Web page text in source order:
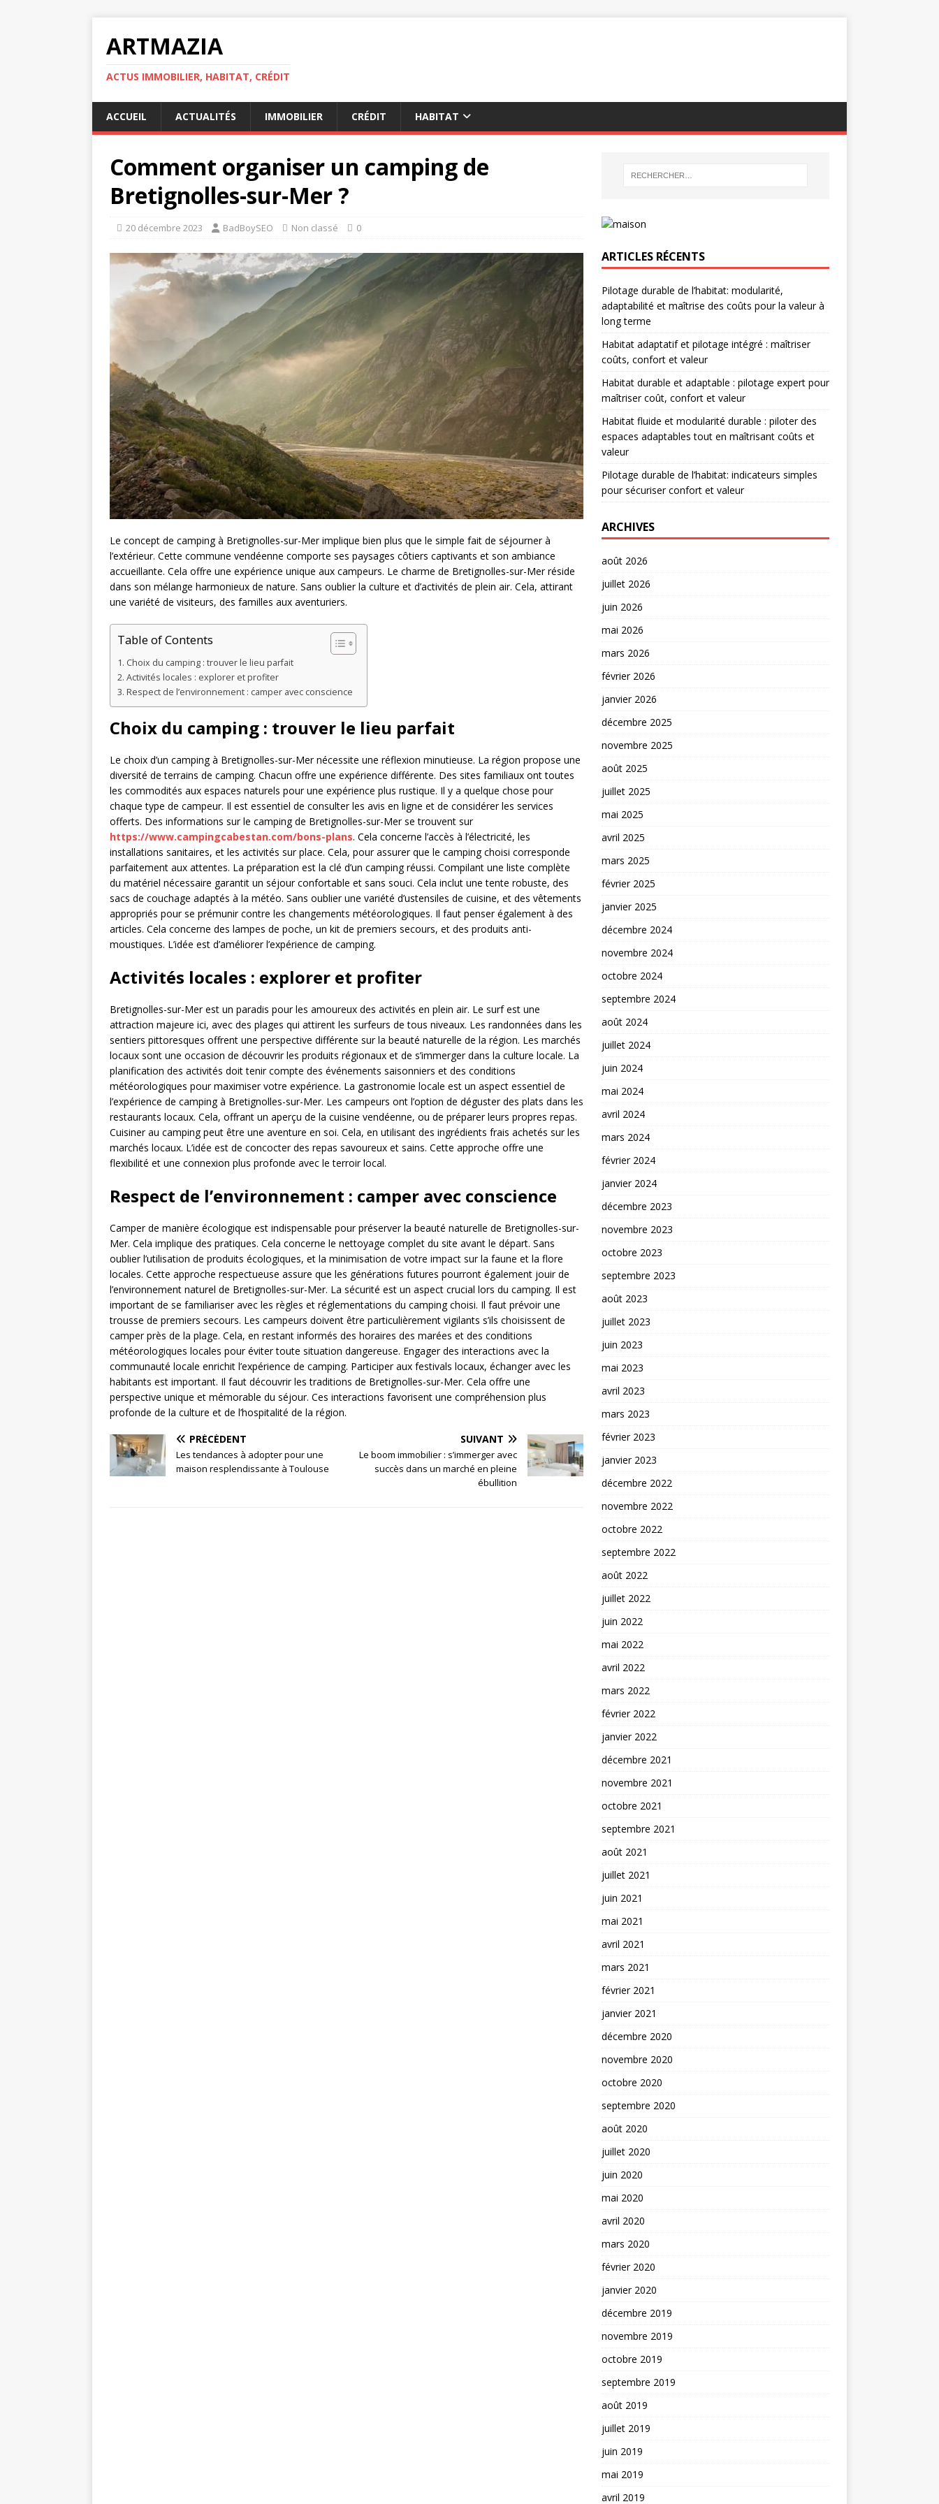
ARTMAZIA
ACTUS IMMOBILIER, HABITAT, CRÉDIT
ACCUEIL ACTUALITÉS IMMOBILIER CRÉDIT HABITAT
Comment organiser un camping de
Bretignolles-sur-Mer ?
20 décembre 2023 BadBoySEO Non classé 0
Le concept de camping à Bretignolles-sur-Mer implique bien plus que le simple fait de séjourner à
l’extérieur. Cette commune vendéenne comporte ses paysages côtiers captivants et son ambiance
accueillante. Cela offre une expérience unique aux campeurs. Le charme de Bretignolles-sur-Mer réside
dans son mélange harmonieux de nature. Sans oublier la culture et d’activités de plein air. Cela, attirant
une variété de visiteurs, des familles aux aventuriers.
Table of Contents
Choix du camping : trouver le lieu parfait
Activités locales : explorer et profiter
Respect de l’environnement : camper avec conscience
Choix du camping : trouver le lieu parfait
Le choix d’un camping à Bretignolles-sur-Mer nécessite une réflexion minutieuse. La région propose une
diversité de terrains de camping. Chacun offre une expérience différente. Des sites familiaux ont toutes
les commodités aux espaces naturels pour une expérience plus rustique. Il y a quelque chose pour
chaque type de campeur. Il est essentiel de consulter les avis en ligne et de considérer les services
offerts. Des informations sur le camping de Bretignolles-sur-Mer se trouvent sur
https://www.campingcabestan.com/bons-plans. Cela concerne l’accès à l’électricité, les
installations sanitaires, et les activités sur place. Cela, pour assurer que le camping choisi corresponde
parfaitement aux attentes. La préparation est la clé d’un camping réussi. Compilant une liste complète
du matériel nécessaire garantit un séjour confortable et sans souci. Cela inclut une tente robuste, des
sacs de couchage adaptés à la météo. Sans oublier une variété d’ustensiles de cuisine, et des vêtements
appropriés pour se prémunir contre les changements météorologiques. Il faut penser également à des
articles. Cela concerne des lampes de poche, un kit de premiers secours, et des produits anti-
moustiques. L’idée est d’améliorer l’expérience de camping.
Activités locales : explorer et profiter
Bretignolles-sur-Mer est un paradis pour les amoureux des activités en plein air. Le surf est une
attraction majeure ici, avec des plages qui attirent les surfeurs de tous niveaux. Les randonnées dans les
sentiers pittoresques offrent une perspective différente sur la beauté naturelle de la région. Les marchés
locaux sont une occasion de découvrir les produits régionaux et de s’immerger dans la culture locale. La
planification des activités doit tenir compte des événements saisonniers et des conditions
météorologiques pour maximiser votre expérience. La gastronomie locale est un aspect essentiel de
l’expérience de camping à Bretignolles-sur-Mer. Les campeurs ont l’option de déguster des plats dans les
restaurants locaux. Cela, offrant un aperçu de la cuisine vendéenne, ou de préparer leurs propres repas.
Cuisiner au camping peut être une aventure en soi. Cela, en utilisant des ingrédients frais achetés sur les
marchés locaux. L’idée est de concocter des repas savoureux et sains. Cette approche offre une
flexibilité et une connexion plus profonde avec le terroir local.
Respect de l’environnement : camper avec conscience
Camper de manière écologique est indispensable pour préserver la beauté naturelle de Bretignolles-sur-
Mer. Cela implique des pratiques. Cela concerne le nettoyage complet du site avant le départ. Sans
oublier l’utilisation de produits écologiques, et la minimisation de votre impact sur la faune et la flore
locales. Cette approche respectueuse assure que les générations futures pourront également jouir de
l’environnement naturel de Bretignolles-sur-Mer. La sécurité est un aspect crucial lors du camping. Il est
important de se familiariser avec les règles et réglementations du camping choisi. Il faut prévoir une
trousse de premiers secours. Les campeurs doivent être particulièrement vigilants s’ils choisissent de
camper près de la plage. Cela, en restant informés des horaires des marées et des conditions
météorologiques locales pour éviter toute situation dangereuse. Engager des interactions avec la
communauté locale enrichit l’expérience de camping. Participer aux festivals locaux, échanger avec les
habitants est important. Il faut découvrir les traditions de Bretignolles-sur-Mer. Cela offre une
perspective unique et mémorable du séjour. Ces interactions favorisent une compréhension plus
profonde de la culture et de l’hospitalité de la région.
PRÉCÉDENT
Les tendances à adopter pour une
maison resplendissante à Toulouse
SUIVANT
Le boom immobilier : s’immerger avec
succès dans un marché en pleine
ébullition
ARTICLES RÉCENTS
Pilotage durable de l’habitat: modularité,
adaptabilité et maîtrise des coûts pour la valeur à
long terme
Habitat adaptatif et pilotage intégré : maîtriser
coûts, confort et valeur
Habitat durable et adaptable : pilotage expert pour
maîtriser coût, confort et valeur
Habitat fluide et modularité durable : piloter des
espaces adaptables tout en maîtrisant coûts et
valeur
Pilotage durable de l’habitat: indicateurs simples
pour sécuriser confort et valeur
ARCHIVES
août 2026
juillet 2026
juin 2026
mai 2026
mars 2026
février 2026
janvier 2026
décembre 2025
novembre 2025
août 2025
juillet 2025
mai 2025
avril 2025
mars 2025
février 2025
janvier 2025
décembre 2024
novembre 2024
octobre 2024
septembre 2024
août 2024
juillet 2024
juin 2024
mai 2024
avril 2024
mars 2024
février 2024
janvier 2024
décembre 2023
novembre 2023
octobre 2023
septembre 2023
août 2023
juillet 2023
juin 2023
mai 2023
avril 2023
mars 2023
février 2023
janvier 2023
décembre 2022
novembre 2022
octobre 2022
septembre 2022
août 2022
juillet 2022
juin 2022
mai 2022
avril 2022
mars 2022
février 2022
janvier 2022
décembre 2021
novembre 2021
octobre 2021
septembre 2021
août 2021
juillet 2021
juin 2021
mai 2021
avril 2021
mars 2021
février 2021
janvier 2021
décembre 2020
novembre 2020
octobre 2020
septembre 2020
août 2020
juillet 2020
juin 2020
mai 2020
avril 2020
mars 2020
février 2020
janvier 2020
décembre 2019
novembre 2019
octobre 2019
septembre 2019
août 2019
juillet 2019
juin 2019
mai 2019
avril 2019